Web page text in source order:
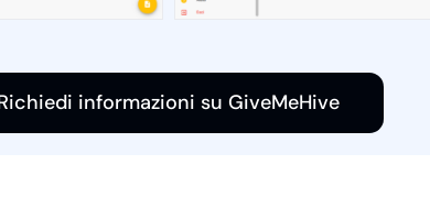
informazioni su GiveMeHive